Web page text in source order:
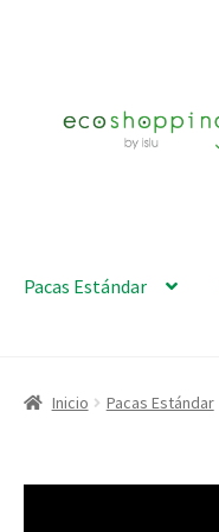
Pacas Estándar
Inicio Pacas Estándar